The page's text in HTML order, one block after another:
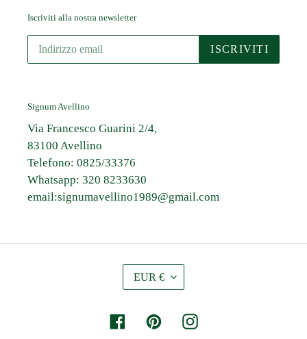
Iscriviti alla nostra newsletter
ISCRIVITI
Signum Avellino
Via Francesco Guarini 2/4,
83100 Avellino
Telefono: 0825/33376
Whatsapp: 320 8233630
email:signumavellino1989@gmail.com
T
A
EUR €
FacebookPinterestInstagram